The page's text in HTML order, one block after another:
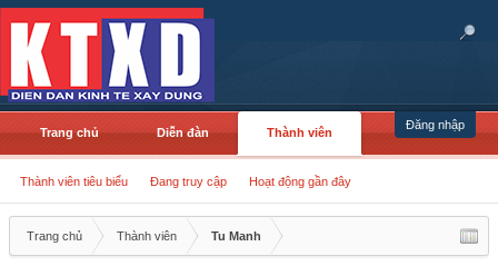
Đăng nhập
Trang chủ Diễn đàn Thành viên
Thành viên tiêu biểu Đang truy cập Hoạt động gần đây
Trang chủ Thành viên Tu Manh